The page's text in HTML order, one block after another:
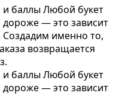
и баллыЛюбой букет
— это зависит
Создадим именно то,
возвращается
и баллыЛюбой букет
— это зависит